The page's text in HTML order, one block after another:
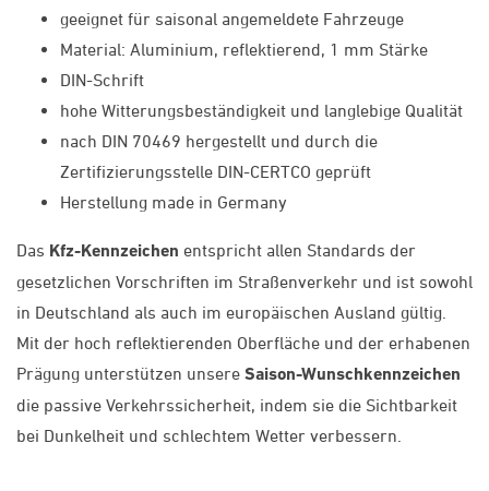
geeignet für saisonal angemeldete Fahrzeuge
Material: Aluminium, reflektierend, 1 mm Stärke
DIN-Schrift
hohe Witterungsbeständigkeit und langlebige Qualität
nach DIN 70469 hergestellt und durch die
Zertifizierungsstelle DIN-CERTCO geprüft
Herstellung made in Germany
Das Kfz-Kennzeichen entspricht allen Standards der
gesetzlichen Vorschriften im Straßenverkehr und ist sowohl
in Deutschland als auch im europäischen Ausland gültig.
Mit der hoch reflektierenden Oberfläche und der erhabenen
Prägung unterstützen unsere Saison-Wunschkennzeichen
die passive Verkehrssicherheit, indem sie die Sichtbarkeit
bei Dunkelheit und schlechtem Wetter verbessern.